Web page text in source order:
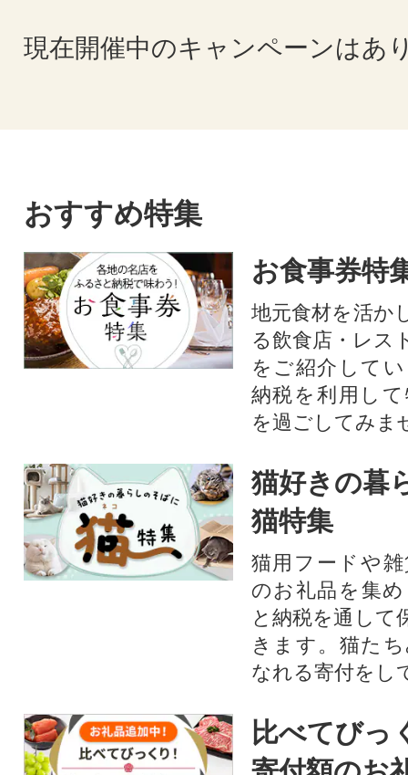
現在開催中のキャンペーンはあ
おすすめ特集
お食事券特
地元食材を活か
る飲食店・レス
をご紹介して
納税を利用し
を過ごしてみま
猫好きの暮
猫特集
猫用フードや
のお礼品を集
と納税を通して
きます。猫た
なれる寄付をし
比べてびっ